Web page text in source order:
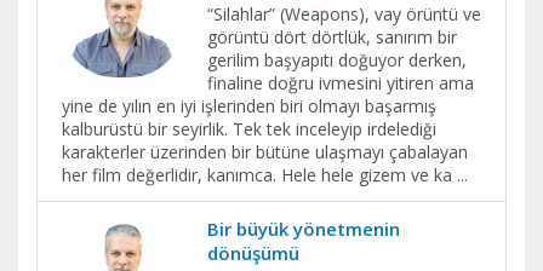
“Silahlar” (Weapons), vay örüntü ve
görüntü dört dörtlük, sanırım bir
gerilim başyapıtı doğuyor derken,
finaline doğru ivmesini yitiren ama
yine de yılın en iyi işlerinden biri olmayı başarmış
kalburüstü bir seyirlik. Tek tek inceleyip irdelediği
karakterler üzerinden bir bütüne ulaşmayı çabalayan
her film değerlidir, kanımca. Hele hele gizem ve ka ...
Bir büyük yönetmenin
dönüşümü